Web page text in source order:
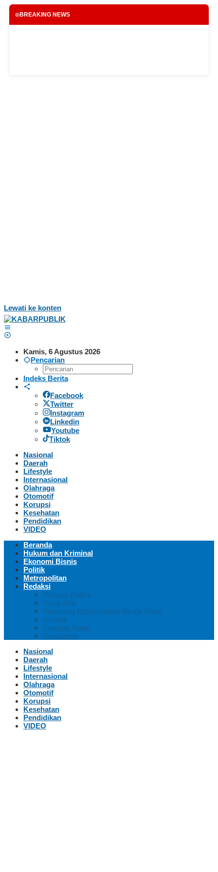
BREAKING NEWS
Lewati ke konten
Kamis, 6 Agustus 2026
Pencarian
Indeks Berita
Facebook
Twitter
Instagram
Linkedin
Youtube
Tiktok
Nasional
Daerah
Lifestyle
Internasional
Olahraga
Otomotif
Korupsi
Kesehatan
Pendidikan
VIDEO
Beranda
Hukum dan Kriminal
Ekonomi Bisnis
Politik
Metropolitan
Redaksi
Privacy Policy
Kode Etik
Pedoman Pemberitaan Media Siber
Kontak
Tentang Kami
Disclaimer
Nasional
Daerah
Lifestyle
Internasional
Olahraga
Otomotif
Korupsi
Kesehatan
Pendidikan
VIDEO